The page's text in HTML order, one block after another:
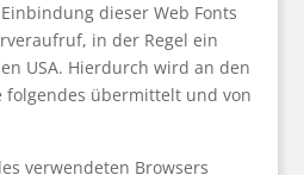
dieser Web Fonts
in der Regel ein
USA. Hierdurch wird an den
folgendes übermittelt und von
verwendeten Browsers